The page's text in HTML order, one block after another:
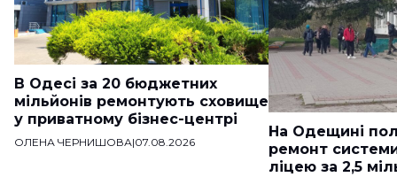
В Одесі за 20 бюджетних
мільйонів ремонтують сховище
у приватному бізнес-центрі
ОЛЕНА ЧЕРНИШОВА|07.08.2026
На Одещині
ремонт
ліцею за 2,5